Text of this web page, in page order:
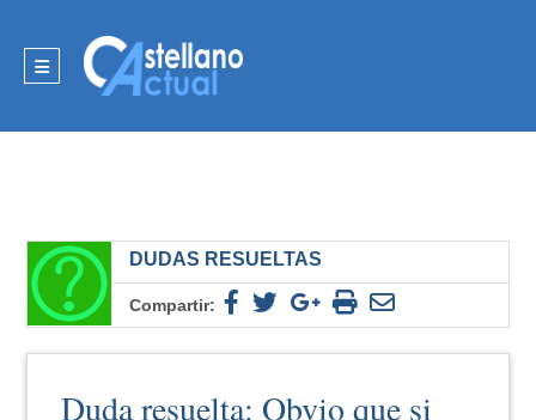
DUDAS RESUELTAS
Compartir:
Duda resuelta: Obvio que si